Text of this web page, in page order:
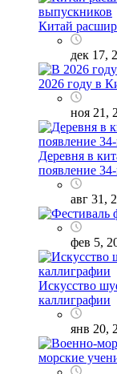
Китай
дек 17,
2026 году в
ноя 21,
Деревня в
появление
авг 31,
фев 5,
Искусство
каллиграфии
янв 20,
морские